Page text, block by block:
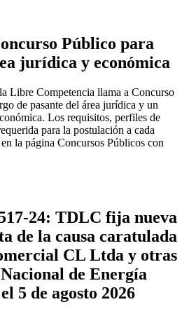
Público para
jurídica y económica
Libre Competencia llama a Concurso
de pasante del área jurídica y un
Los requisitos, perfiles de
para la postulación a cada
la página Concursos Públicos con
24: TDLC fija nueva
de la causa caratulada
CL Ltda y otras
de Energía
5 de agosto 2026